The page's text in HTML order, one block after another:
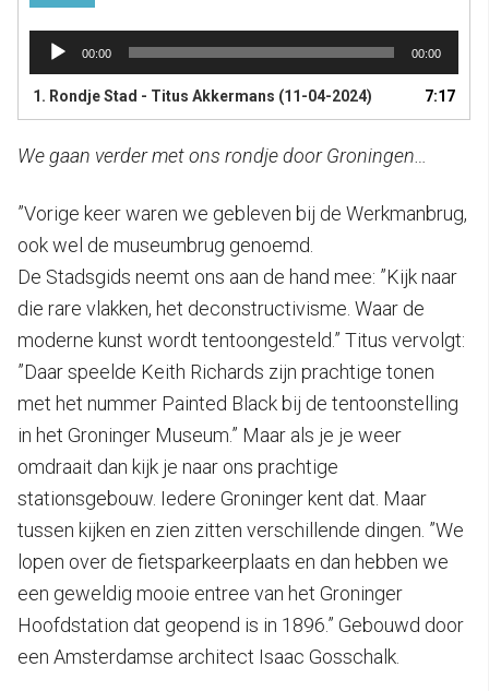
Audiospeler
00:00 00:00
1. Rondje Stad - Titus Akkermans (11-04-2024) 7:17
We gaan verder met ons rondje door Groningen…
”Vorige keer waren we gebleven bij de Werkmanbrug,
ook wel de museumbrug genoemd.
De Stadsgids neemt ons aan de hand mee: ”Kijk naar
die rare vlakken, het deconstructivisme. Waar de
moderne kunst wordt tentoongesteld.” Titus vervolgt:
”Daar speelde Keith Richards zijn prachtige tonen
met het nummer Painted Black bij de tentoonstelling
in het Groninger Museum.” Maar als je je weer
omdraait dan kijk je naar ons prachtige
stationsgebouw. Iedere Groninger kent dat. Maar
tussen kijken en zien zitten verschillende dingen. ”We
lopen over de fietsparkeerplaats en dan hebben we
een geweldig mooie entree van het Groninger
Hoofdstation dat geopend is in 1896.” Gebouwd door
een Amsterdamse architect Isaac Gosschalk.